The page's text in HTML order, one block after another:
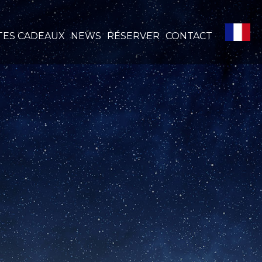
CADEAUX NEWS RÉSERVER CONTACT